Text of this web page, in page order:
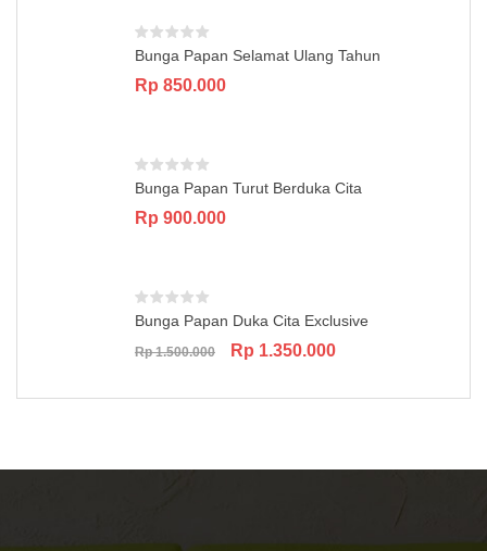
Bunga Papan Selamat Ulang Tahun
Rp 850.000
Bunga Papan Turut Berduka Cita
Rp 900.000
Bunga Papan Duka Cita Exclusive
Rp1.500.000
Original
Rp 1.350.000Current